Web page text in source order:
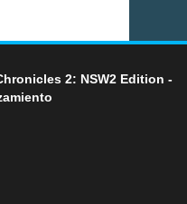
2: NSW2 Edition -